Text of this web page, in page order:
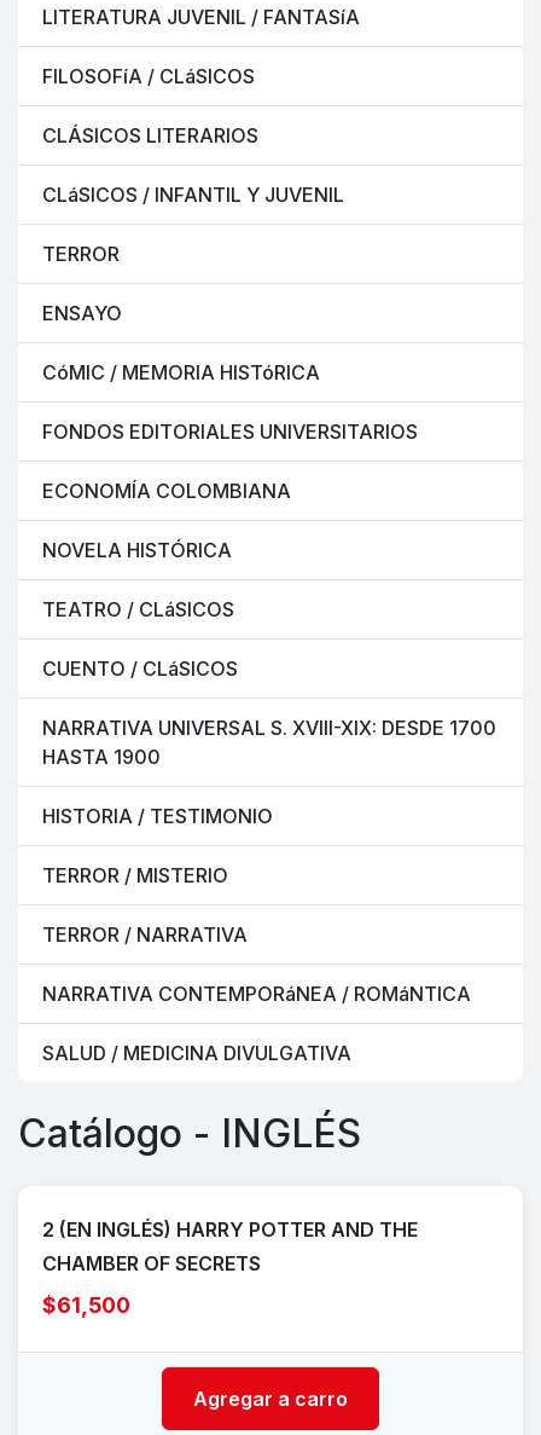
LITERATURA JUVENIL / FANTASíA
FILOSOFíA / CLáSICOS
CLÁSICOS LITERARIOS
CLáSICOS / INFANTIL Y JUVENIL
TERROR
ENSAYO
CóMIC / MEMORIA HISTóRICA
FONDOS EDITORIALES UNIVERSITARIOS
ECONOMÍA COLOMBIANA
NOVELA HISTÓRICA
TEATRO / CLáSICOS
CUENTO / CLáSICOS
NARRATIVA UNIVERSAL S. XVIII-XIX: DESDE 1700
HASTA 1900
HISTORIA / TESTIMONIO
TERROR / MISTERIO
TERROR / NARRATIVA
NARRATIVA CONTEMPORáNEA / ROMáNTICA
SALUD / MEDICINA DIVULGATIVA
Catálogo - INGLÉS
2 (EN INGLÉS) HARRY POTTER AND THE
CHAMBER OF SECRETS
$61,500
Agregar a carro